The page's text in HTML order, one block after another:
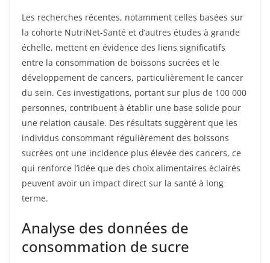
Les recherches récentes, notamment celles basées sur
la cohorte NutriNet-Santé et d’autres études à grande
échelle, mettent en évidence des liens significatifs
entre la consommation de boissons sucrées et le
développement de cancers, particulièrement le cancer
du sein. Ces investigations, portant sur plus de 100 000
personnes, contribuent à établir une base solide pour
une relation causale. Des résultats suggèrent que les
individus consommant régulièrement des boissons
sucrées ont une incidence plus élevée des cancers, ce
qui renforce l’idée que des choix alimentaires éclairés
peuvent avoir un impact direct sur la santé à long
terme.
Analyse des données de
consommation de sucre